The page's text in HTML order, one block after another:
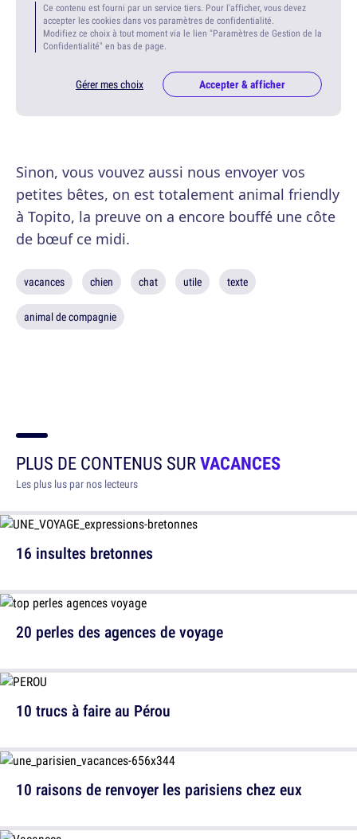
Ce contenu est fourni par un service tiers. Pour l'afficher, vous devez
accepter les cookies dans vos paramètres de confidentialité.
Modifiez ce choix à tout moment via le lien "Paramètres de Gestion de la
Confidentialité" en bas de page.
Gérer mes choix Accepter & afficher
Sinon, vous vouvez aussi nous envoyer vos
petites bêtes, on est totalement animal friendly
à Topito, la preuve on a encore bouffé une côte
de bœuf ce midi.
vacances chien chat utile texte
animal de compagnie
PLUS DE CONTENUS SURVACANCES
Les plus lus par nos lecteurs
16 insultes bretonnes
10 trucs à faire au Pérou
20 perles des agences de voyage
10 raisons de renvoyer les parisiens chez eux